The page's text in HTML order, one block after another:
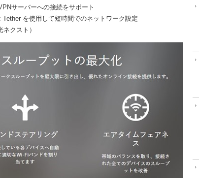
サーバーへの接続をサポート
を使用して短時間でのネットワーク設定
クスト）